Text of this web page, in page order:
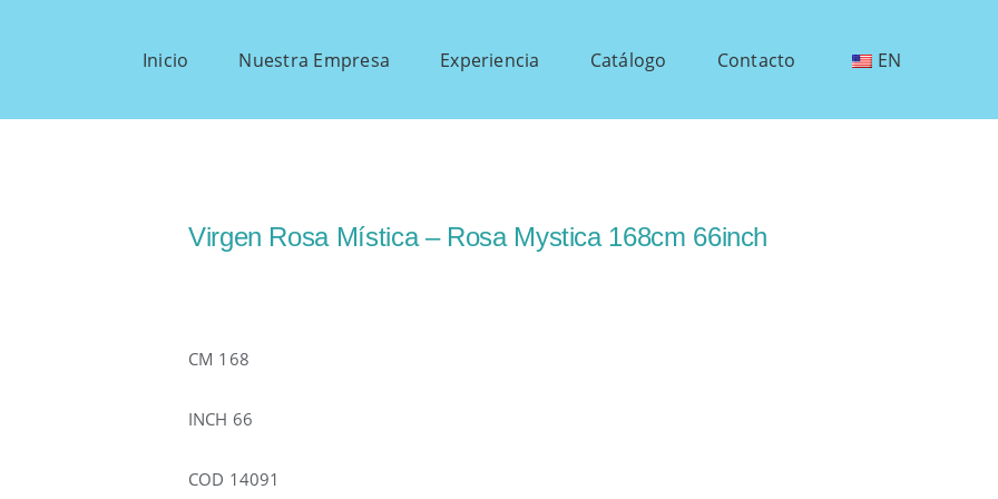
Inicio Nuestra Empresa Experiencia Catálogo Contacto EN
Virgen Rosa Mística – Rosa Mystica 168cm 66inch
CM 168
INCH 66
COD 14091